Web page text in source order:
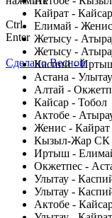
Кайрат - Кайсар
Елимай - Женис
Жетысу -
Жетысу -
Каспий -
Астана - Улытау
Алтай -
Кайсар - Тобол
Актобе -
Женис - Кайрат
Кызыл-Жар СК
Иртыш -
Окжетпес -
Улытау -
Улытау -
Актобе -
Ctrl
Enter
Сделано Весной